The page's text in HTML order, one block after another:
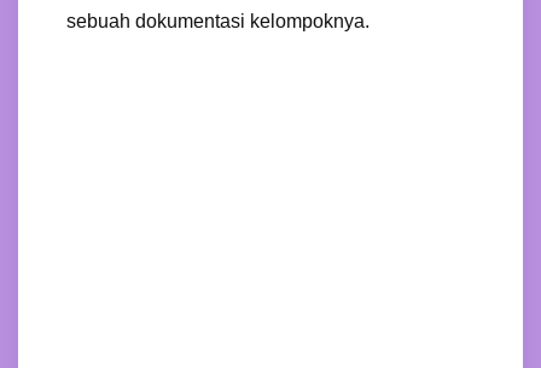
sebuah dokumentasi kelompoknya.